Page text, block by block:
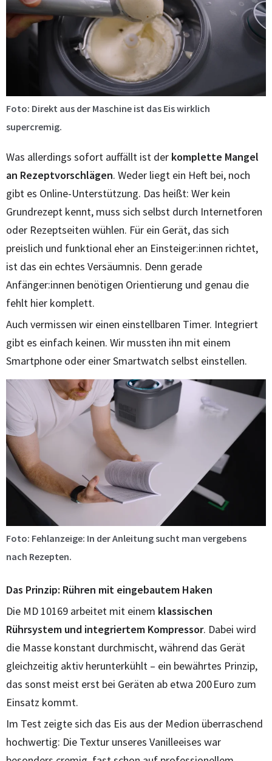
Foto: Direkt aus der Maschine ist das Eis wirklich
supercremig.
Was allerdings sofort auffällt ist der komplette Mangel
an Rezeptvorschlägen. Weder liegt ein Heft bei, noch
gibt es Online-Unterstützung. Das heißt: Wer kein
Grundrezept kennt, muss sich selbst durch Internetforen
oder Rezeptseiten wühlen. Für ein Gerät, das sich
preislich und funktional eher an Einsteiger:innen richtet,
ist das ein echtes Versäumnis. Denn gerade
Anfänger:innen benötigen Orientierung und genau die
fehlt hier komplett.
Auch vermissen wir einen einstellbaren Timer. Integriert
gibt es einfach keinen. Wir mussten ihn mit einem
Smartphone oder einer Smartwatch selbst einstellen.
Foto: Fehlanzeige: In der Anleitung sucht man vergebens
nach Rezepten.
Das Prinzip: Rühren mit eingebautem Haken
Die MD 10169 arbeitet mit einem klassischen
Rührsystem und integriertem Kompressor. Dabei wird
die Masse konstant durchmischt, während das Gerät
gleichzeitig aktiv herunterkühlt – ein bewährtes Prinzip,
das sonst meist erst bei Geräten ab etwa 200 Euro zum
Einsatz kommt.
Im Test zeigte sich das Eis aus der Medion überraschend
hochwertig: Die Textur unseres Vanilleeises war